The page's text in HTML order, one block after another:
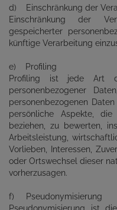
d) Einschränkung der
Einschränkung der
gespeicherter
künftige Verarbeitung
e) Profiling
Profiling ist jede Art
personenbezogener
personenbezogenen
persönliche Aspekte,
beziehen, zu bewerten,
Arbeitsleistung,
Vorlieben, Interessen,
oder Ortswechsel dieser
vorherzusagen.
f) Pseudonymisierung